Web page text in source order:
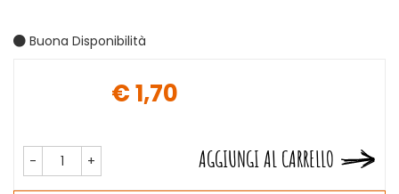
Buona Disponibilità
€ 1,70
- + AGGIUNGI AL CARRELLO